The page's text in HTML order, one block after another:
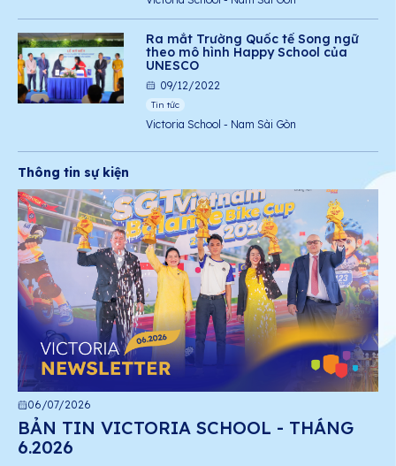
Ra mắt Trường Quốc tế Song ngữ
theo mô hình Happy School của
UNESCO
09/12/2022
Tin tức
Victoria School - Nam Sài Gòn
Thông tin sự kiện
06/07/2026
BẢN TIN VICTORIA SCHOOL - THÁNG
6.2026